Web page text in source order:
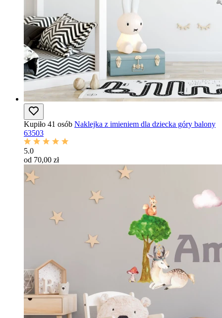
Kupiło 41 osób Naklejka z imieniem dla dziecka góry balony
63503
5.0
od 70,00 zł